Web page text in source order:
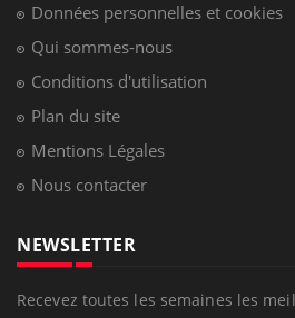
Données personnelles et cookies
Qui sommes-nous
Conditions d'utilisation
Plan du site
Mentions Légales
Nous contacter
NEWSLETTER
Recevez toutes les semaines les